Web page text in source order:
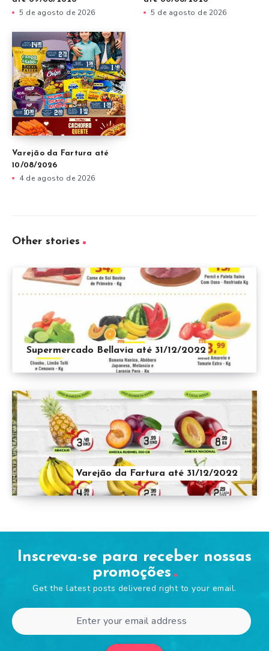
5 de agosto de 2026 5 de agosto de 2026
Varejão da Fartura até
10/08/2026
4 de agosto de 2026
Other stories
Supermercado Bellavia até 31/12/2022
Varejão da Fartura até 31/12/2022
Inscreva-se para receber nossas
promoções
Get the latest posts delivered right to your email.